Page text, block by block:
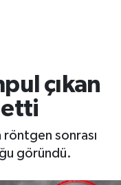
çıkan
etti
röntgen sonrası
göründü.